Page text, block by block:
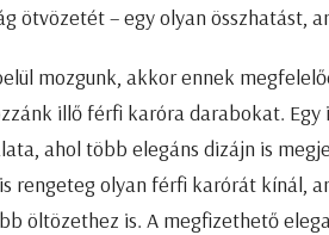
ötvözetét – egy olyan összhatást,
mozgunk, akkor ennek
illő férfi karóra darabokat.
ahol több elegáns dizájn is
rengeteg olyan férfi karórát kínál,
öltözethez is. A megfizethető